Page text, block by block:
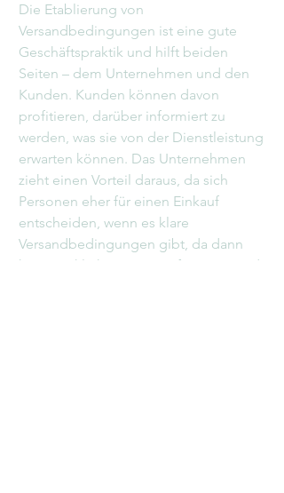
Die Etablierung von
Versandbedingungen ist eine gute
Geschäftspraktik und hilft beiden
Seiten – dem Unternehmen und den
Kunden. Kunden können davon
profitieren, darüber informiert zu
werden, was sie von der Dienstleistung
erwarten können. Das Unternehmen
zieht einen Vorteil daraus, da sich
Personen eher für einen Einkauf
entscheiden, wenn es klare
Versandbedingungen gibt, da dann
keine Unklarheiten zu Lieferzeiten und